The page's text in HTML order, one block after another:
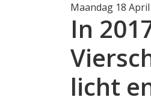
Maandag 18
In
licht